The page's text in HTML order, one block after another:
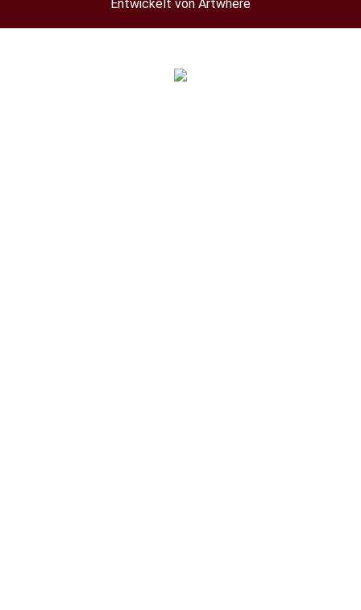
Entwickelt von Artwhere